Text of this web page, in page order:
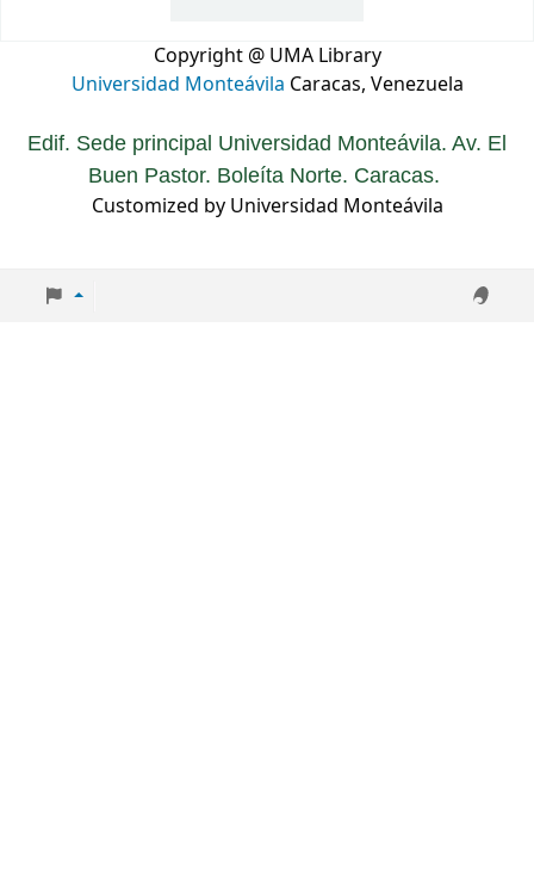
Copyright @ UMA Library
Universidad Monteávila Caracas, Venezuela
Edif. Sede principal Universidad Monteávila. Av. El
Buen Pastor. Boleíta Norte. Caracas.
Customized by Universidad Monteávila